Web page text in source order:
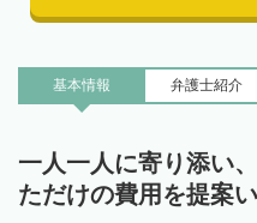
基本情報 弁護士紹介
一人一人に寄り添い
ただけの費用を提案